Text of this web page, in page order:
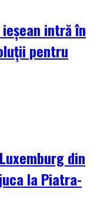
intră în
pentru
din
la Piatra-